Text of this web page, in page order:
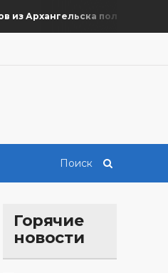
Архангельска получили
Горячие
новости